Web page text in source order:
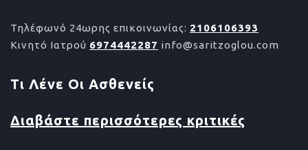
Τηλέφωνό 24ωρης επικοινωνίας: 2106106393
Κινητό Ιατρού 6974442287 info@saritzoglou.com
Τι Λένε Οι Ασθενείς
Διαβάστε περισσότερες κριτικές